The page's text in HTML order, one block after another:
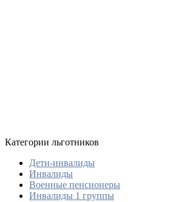
Категории льготников
Дети-инвалиды
Инвалиды
Военные пенсионеры
Инвалиды 1 группы